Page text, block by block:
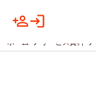
ホーム サービス資料